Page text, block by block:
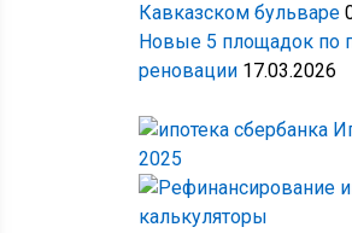
Кавказском бульваре
Новые 5 площадок по
реновации 17.03.2026
2025